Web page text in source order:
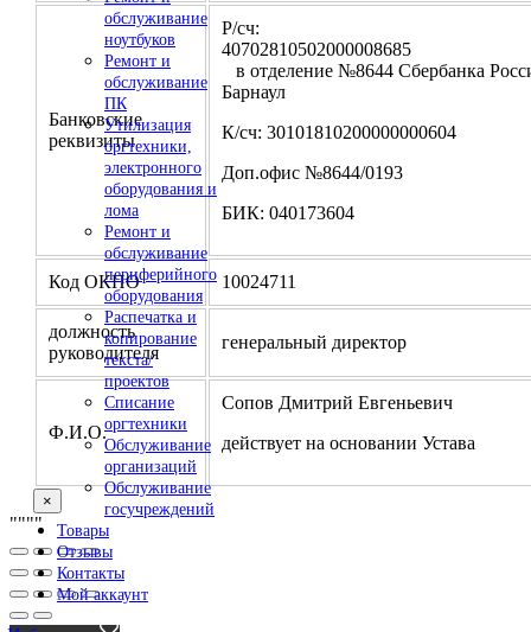
обслуживание
ноутбуков
Ремонт и
обслуживание
ПК
Утилизация
оргтехники,
электронного
оборудования и
лома
Ремонт и
обслуживание
периферийного
оборудования
Распечатка и
копирование
текста/
проектов
Списание
оргтехники
Обслуживание
организаций
Обслуживание
госучреждений
Товары
Отзывы
Контакты
Мой аккаунт
Банковские
реквизиты
Р/сч:
в отделение №8644 Сбербанка
Барнаул
К/сч: 30101810200000000604
Доп.офис №8644/0193
БИК: 040173604
Код ОКПО 10024711
должность
руководителя
генеральный директор
Ф.И.О.
Сопов Дмитрий Евгеньевич
действует на основании Устава
×
""""